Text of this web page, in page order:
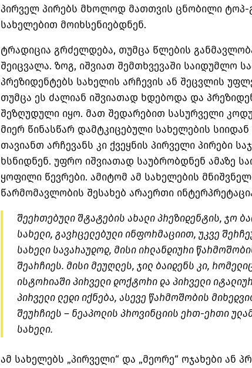
პირველ პირებს მხოლოდ მათთვის ცნობილი
სახელებით მოიხსენიებდნენ.
ტრადიცია გრძელდება, თუმცა წლების
შეიცვალა. ზოგ, იშვიათ შემთხვევაში საიდუმლო
პრეზიდენტებს სახელის არჩევის ან შეცვლის
თუმცა ეს ძალიან იშვიათად ხდებოდა და
შეზღუდული იყო. მათ შედარებით სასურველი
მიერ წინასწარ დამტკიცებული სახელების
თავიანთ არჩევანს კი ქვეყნის პირველი პირები
ხსნიდნენ. უფრო იშვიათად საუბრობდნენ ამაზე
ყოფილი წევრები. ამიტომ ამ სახელების
წარმომავლობის შესახებ არაერთი
შეერთებული შტატების ახალი პრეზიდენტის, ჯო
სახელი, გავრცელებული ინფორმაციით, უკვე
სახელი სავარაუდოდ, მისი ირლანდიური
შეარჩიეს. მისი მეუღლეს, ჯილ ბაიდენს კი,
ისტორიაში პირველი დოქტორი და პირველი
პირველი ლედი იქნება, ასევე წარმოშობის
შეურჩიეს – ნეაპოლის პროვინციის ერთ-ერთი
სახელი.
ამ სახელებს „პირველი“ და „მეორე“ ოჯახები ან